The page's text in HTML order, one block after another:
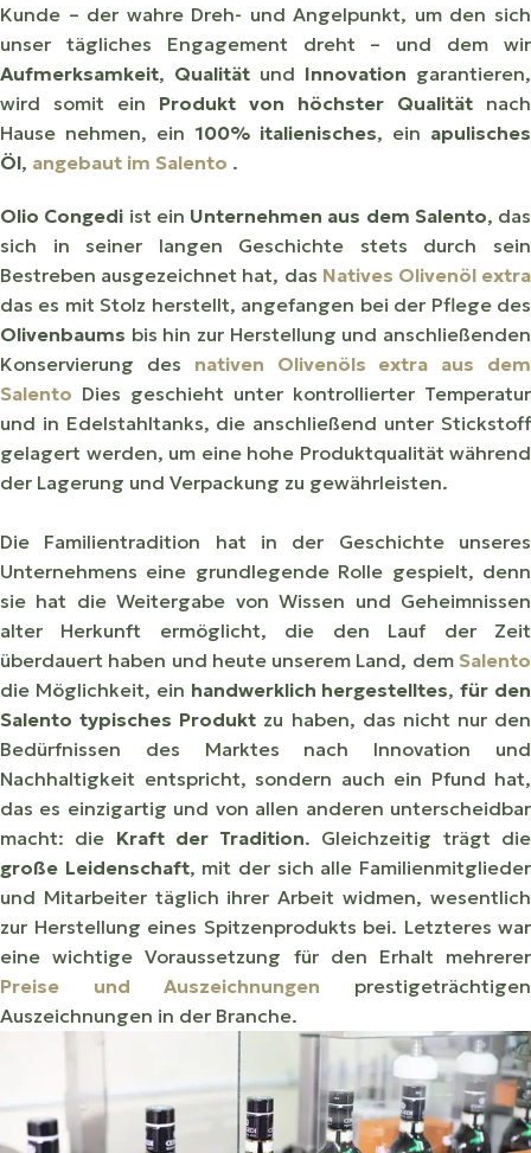
Kunde – der wahre Dreh- und Angelpunkt, um den sich
unser tägliches Engagement dreht – und dem wir
Aufmerksamkeit, Qualität und Innovation garantieren,
wird somit ein Produkt von höchster Qualität nach
Hause nehmen, ein 100% italienisches, ein apulisches
Öl, angebaut im Salento .
Olio Congedi ist ein Unternehmen aus dem Salento, das
sich in seiner langen Geschichte stets durch sein
Bestreben ausgezeichnet hat, das Natives Olivenöl extra
das es mit Stolz herstellt, angefangen bei der Pflege des
Olivenbaums bis hin zur Herstellung und anschließenden
Konservierung des nativen Olivenöls extra aus dem
Salento Dies geschieht unter kontrollierter Temperatur
und in Edelstahltanks, die anschließend unter Stickstoff
gelagert werden, um eine hohe Produktqualität während
der Lagerung und Verpackung zu gewährleisten.
Die Familientradition hat in der Geschichte unseres
Unternehmens eine grundlegende Rolle gespielt, denn
sie hat die Weitergabe von Wissen und Geheimnissen
alter Herkunft ermöglicht, die den Lauf der Zeit
überdauert haben und heute unserem Land, dem Salento
die Möglichkeit, ein handwerklich hergestelltes,für den
Salento typisches Produkt zu haben, das nicht nur den
Bedürfnissen des Marktes nach Innovation und
Nachhaltigkeit entspricht, sondern auch ein Pfund hat,
das es einzigartig und von allen anderen unterscheidbar
macht: die Kraft der Tradition. Gleichzeitig trägt die
große Leidenschaft, mit der sich alle Familienmitglieder
und Mitarbeiter täglich ihrer Arbeit widmen, wesentlich
zur Herstellung eines Spitzenprodukts bei. Letzteres war
eine wichtige Voraussetzung für den Erhalt mehrerer
Preise und Auszeichnungen
prestigeträchtigen
Auszeichnungen in der Branche.